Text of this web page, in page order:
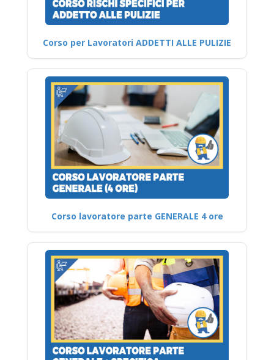
Corso per Lavoratori ADDETTI ALLE PULIZIE
Corso lavoratore parte GENERALE 4 ore